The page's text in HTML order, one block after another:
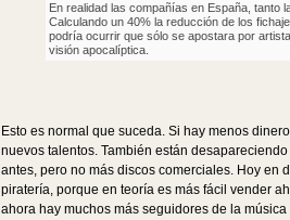
En realidad las compañías en España, tanto
Calculando un 40% la reducción de los
podría ocurrir que sólo se apostara por
visión apocalíptica.
Esto es normal que suceda. Si hay menos
nuevos talentos. También están
antes, pero no más discos comerciales. Hoy en
piratería, porque en teoría es más fácil vender
ahora hay muchos más seguidores de la